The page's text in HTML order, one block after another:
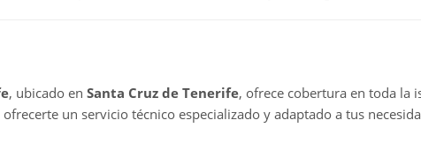
, ubicado en Santa Cruz de Tenerife, ofrece cobertura en toda la
un servicio técnico especializado y adaptado a tus